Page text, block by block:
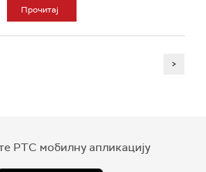
Прочитај
>
РТС мобилну апликацију